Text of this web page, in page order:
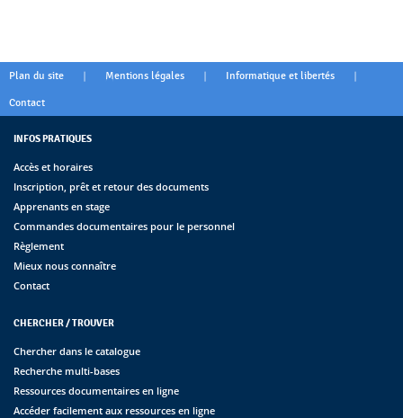
Plan du site | Mentions légales | Informatique et libertés |
Contact
INFOS PRATIQUES
Accès et horaires
Inscription, prêt et retour des documents
Apprenants en stage
Commandes documentaires pour le personnel
Règlement
Mieux nous connaître
Contact
CHERCHER / TROUVER
Chercher dans le catalogue
Recherche multi-bases
Ressources documentaires en ligne
Accéder facilement aux ressources en ligne